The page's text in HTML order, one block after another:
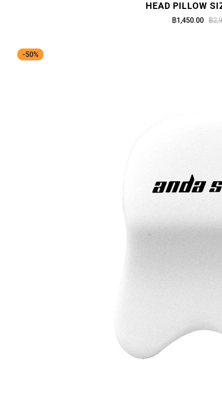
HEAD PILLOW
฿1,450.00 ฿
-50%